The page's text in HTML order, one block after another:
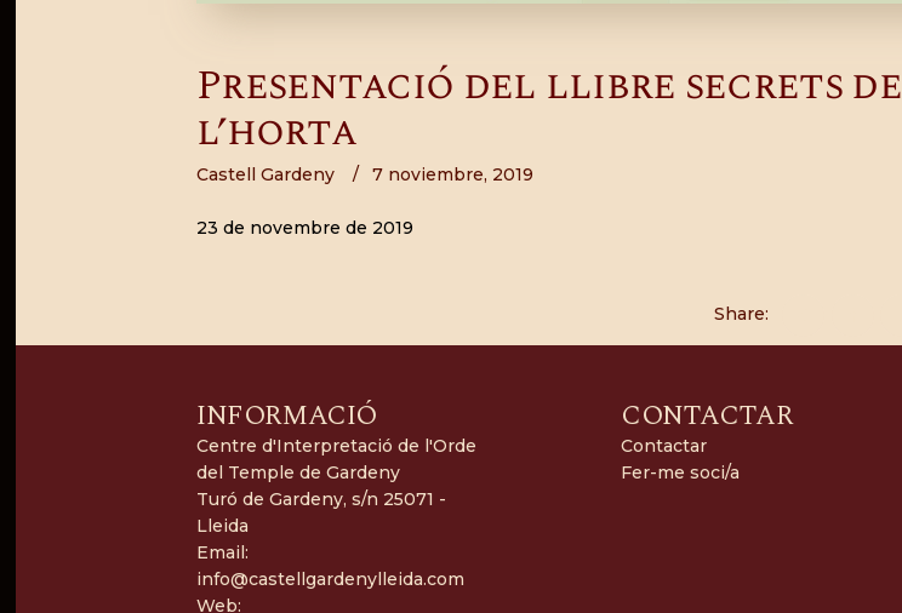
Presentació del llibre secrets de
l’horta
Castell Gardeny 7 noviembre, 2019
23 de novembre de 2019
Share:
INFORMACIÓ
Centre d'Interpretació de l'Orde
del Temple de Gardeny
Turó de Gardeny, s/n 25071 -
Lleida
Email:
info@castellgardenylleida.com
Web:
CONTACTAR
Contactar
Fer-me soci/a